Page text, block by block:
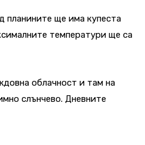
планините ще има купеста
температури ще са
облачност и там на
слънчево. Дневните